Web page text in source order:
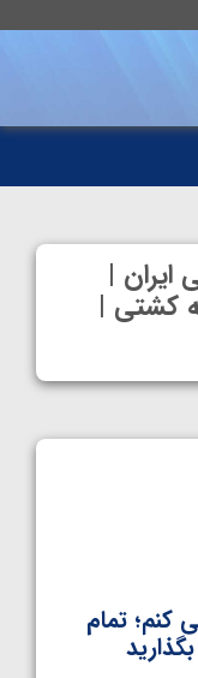
|
| خانه کشتی |
تمام